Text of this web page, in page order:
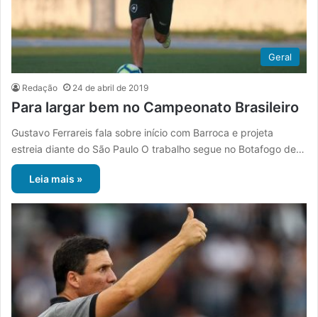
Geral
Redação 24 de abril de 2019
Para largar bem no Campeonato Brasileiro
Gustavo Ferrareis fala sobre início com Barroca e projeta
estreia diante do São Paulo O trabalho segue no Botafogo de…
Leia mais »